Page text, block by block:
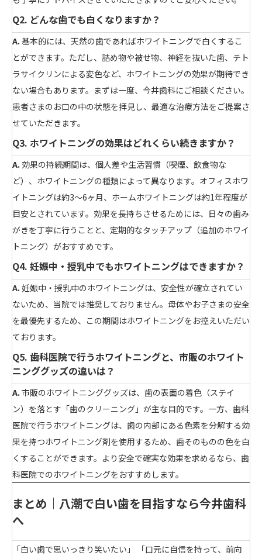
Q2. どんな歯でも白くなりますか？
A. 基本的には、天然の歯であればホワイトニングで白くするこ
とができます。ただし、詰め物や被せ物、神経を抜いた歯、テト
ラサイクリンによる変色など、ホワイトニングの効果が期待でき
ない場合もあります。まずは一度、今井歯科にご相談ください。
患者さまのお口の中の状態を拝見し、最適な治療方法をご提案さ
せていただきます。
Q3. ホワイトニングの効果はどれくらい続きますか？
A. 効果の持続期間は、個人差や生活習慣（喫煙、飲食物な
ど）、ホワイトニングの種類によって異なります。オフィスホワ
イトニングは約3〜6ヶ月、ホームホワイトニングは約1年程度が
目安とされています。効果を長持ちさせるためには、日々の歯み
がきを丁寧に行うことと、定期的なタッチアップ（追加のホワイ
トニング）がおすすめです。
Q4. 妊娠中・授乳中でもホワイトニングはできますか？
A. 妊娠中・授乳中のホワイトニングは、安全性が確立されてい
ないため、当院では推奨しておりません。母体やお子さまの安全
を最優先するため、この期間はホワイトニングをお控えいただい
ております。
Q5. 歯科医院で行うホワイトニングと、市販のホワイト
ニンググッズの違いは？
A. 市販のホワイトニンググッズは、歯の表面の着色（ステイ
ン）を落とす「歯のクリーニング」が主な目的です。一方、歯科
医院で行うホワイトニングは、歯の内部にある色素を分解する効
果を持つホワイトニング剤を使用するため、歯そのものの色を白
くすることができます。より安全で確実な効果を求めるなら、歯
科医院でのホワイトニングをおすすめします。
まとめ｜八潮で白い歯を目指すなら今井歯科
へ
「白い歯で思いっきり笑いたい」 「口元に自信を持って、前向